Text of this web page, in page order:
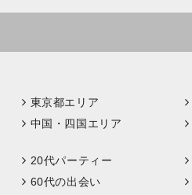
東京都エリア
中国・四国エリア
20代パーティー
60代の出会い